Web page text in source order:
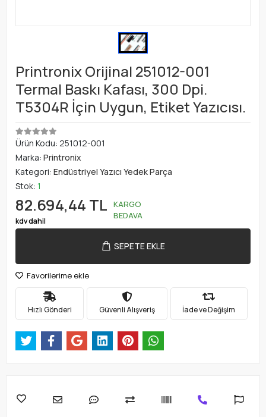
Printronix Orijinal 251012-001
Termal Baskı Kafası, 300 Dpi.
T5304R İçin Uygun, Etiket Yazıcısı.
Ürün Kodu: 251012-001
Marka: Printronix
Kategori: Endüstriyel Yazıcı Yedek Parça
Stok: 1
82.694,44 TL
kdv dahil
KARGO
BEDAVA
SEPETE EKLE
Favorilerime ekle
Hızlı Gönderi Güvenli Alışveriş İade ve Değişim